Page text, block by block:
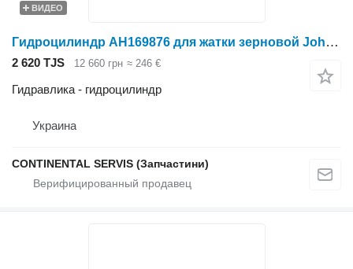
ВИДЕО
Гидроцилиндр AH169876 для жатки зерновой John Deere
2 620 TJS 12 660 грн ≈ 246 €
Гидравлика - гидроцилиндр
Украина
CONTINENTAL SERVIS (Запчастини)